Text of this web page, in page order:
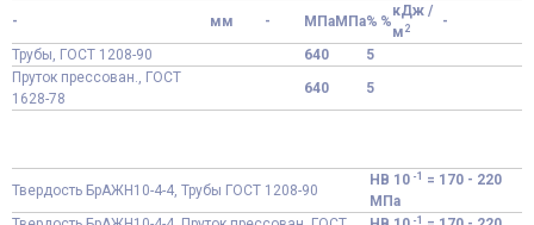
-
мм - МПаМПа% %
кДж /
м 2
-
Трубы, ГОСТ 1208-90
640
5
Пруток прессован., ГОСТ
1628-78
640 5
Твердость БрАЖН10-4-4, Трубы ГОСТ 1208-90
HB 10 -1
= 170 - 220
МПа
-1